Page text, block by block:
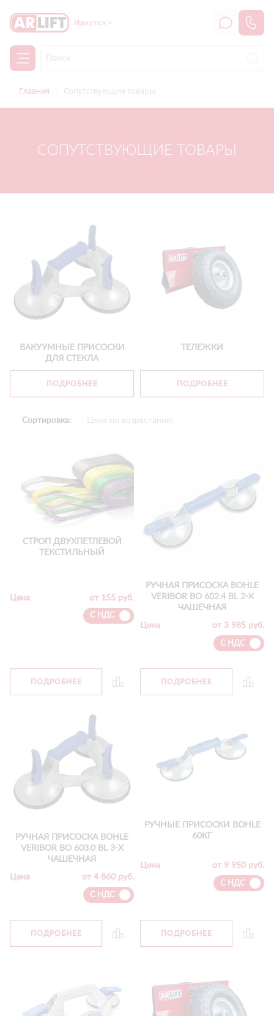
Иркутск
Главная Сопутствующие товары
СОПУТСТВУЮЩИЕ ТОВАРЫ
ВАКУУМНЫЕ ПРИСОСКИ
ДЛЯ СТЕКЛА
ПОДРОБНЕЕ
ТЕЛЕЖКИ
ПОДРОБНЕЕ
Сортировка:
СТРОП ДВУХПЕТЛЕВОЙ
ТЕКСТИЛЬНЫЙ
Цена от 155 руб.
С НДС
ПОДРОБНЕЕ
РУЧНАЯ ПРИСОСКА BOHLE
VERIBOR ВО 602.4 BL 2-Х
ЧАШЕЧНАЯ
Цена от 3 985 руб.
С НДС
ПОДРОБНЕЕ
РУЧНАЯ ПРИСОСКА BOHLE
VERIBOR ВО 603.0 BL 3-Х
ЧАШЕЧНАЯ
Цена от 4 860 руб.
С НДС
ПОДРОБНЕЕ
РУЧНЫЕ ПРИСОСКИ BOHLE
60КГ
Цена от 9 950 руб.
С НДС
ПОДРОБНЕЕ